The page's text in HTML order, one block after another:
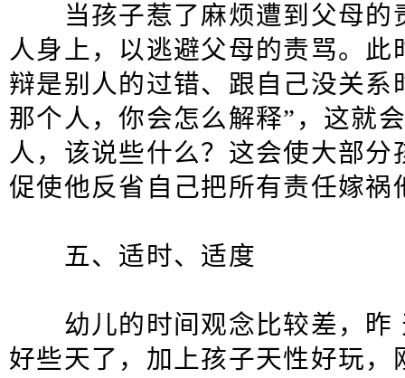
当孩子惹了麻烦遭到父母的
人身上，以逃避父母的责骂。
辩是别人的过错、跟自己没关
那个人，你会怎么解释”，这就
人，该说些什么？这会使大部
促使他反省自己把所有责任嫁祸
五、适时、适度
幼儿的时间观念比较差，昨
好些天了，加上孩子天性好玩